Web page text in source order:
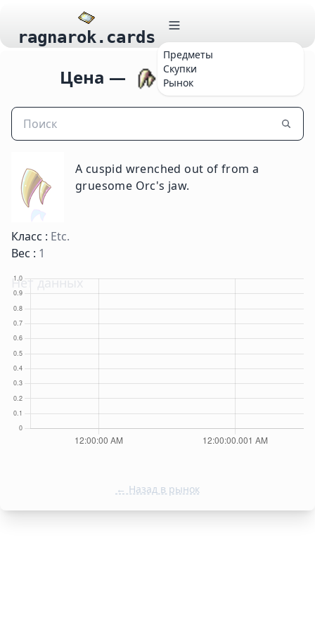
ragnarok.cards
Предметы
Скупки
Рынок
Цена — Orc's Fang
A cuspid wrenched out of from a
gruesome Orc's jaw.
Класс : Etc.
Вес : 1
Нет данных
← Назад в рынок